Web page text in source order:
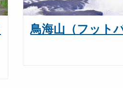
鳥海山（フット